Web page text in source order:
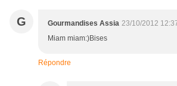
G Gourmandises Assia 23/10/2012
Miam miam:)Bises
Répondre